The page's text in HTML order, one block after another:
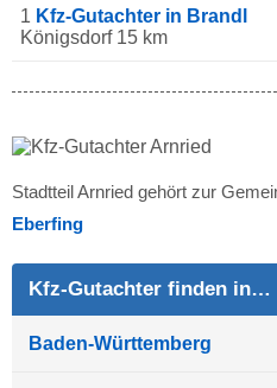
1 Kfz-Gutachter in Brandl
Königsdorf 15 km
Stadtteil Arnried gehört zur
Eberfing
Kfz-Gutachter finden in…
Baden-Württemberg